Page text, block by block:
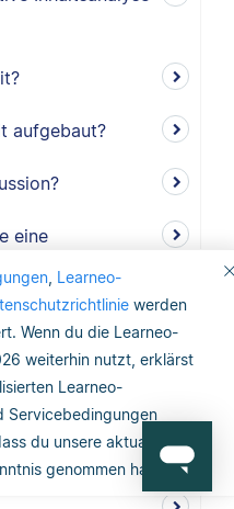
, Learneo-
werden
Wenn du die Learneo-
weiterhin nutzt, erklärst
Learneo-
Servicebedingungen
du unsere aktualisierte
genommen hast.
aufgebaut?
eine
induktiv?